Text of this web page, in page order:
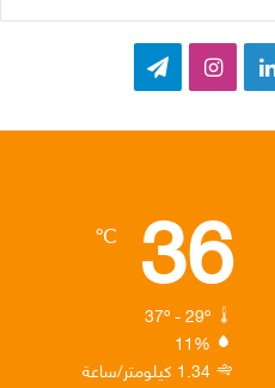
ق
ر
ا
ر
ا
36
℃
37º - 29º
11%
1.34 كيلومتر/ساعة